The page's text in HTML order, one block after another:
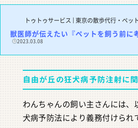
トゥトゥサービス | 東京の散歩代行・ペッ
獣医師が伝えたい『ペットを飼う前に
2023.03.08
自由が丘の狂犬病予防注射に
わんちゃんの飼い主さんには、
犬病予防法により義務付けられ